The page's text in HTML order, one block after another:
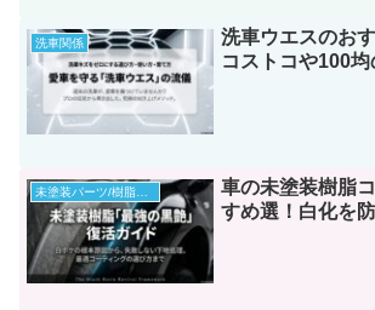
洗車関係
洗車ウエスのお
コストコや100均
未塗装パーツ/樹脂パーツ
車の未塗装樹脂
すめ選！白化を